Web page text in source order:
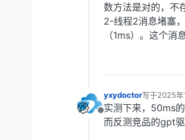
数方法是对的，不
2-线程2消息堵塞
（1ms）。这个消
离线
yxydoctor写于2025
最后由 编辑
实测下来，50ms
而反测竞品的gpt